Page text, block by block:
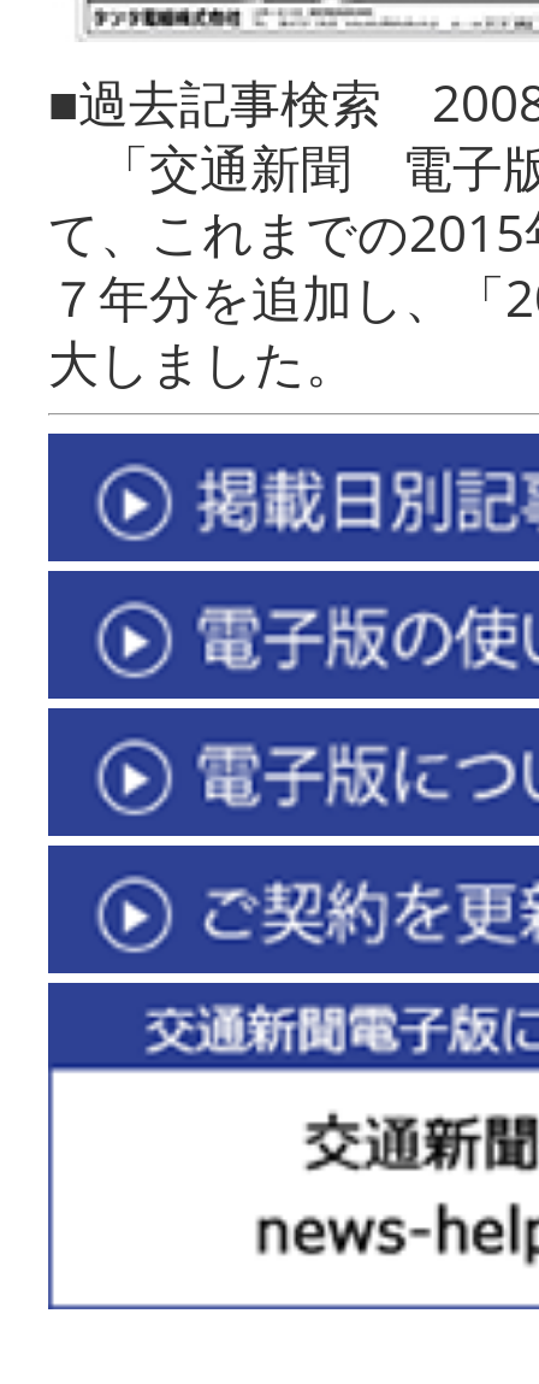
■過去記事検索
「交通新聞 電子
て、これまでの
７年分を追加し、「
大しまし